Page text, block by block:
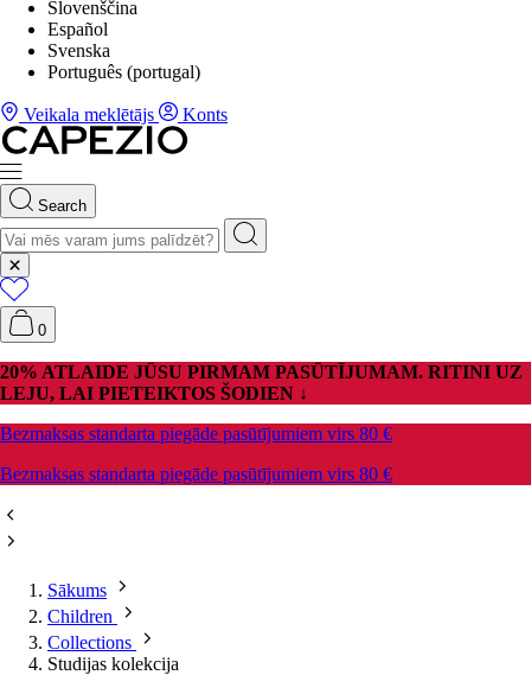
Slovenščina
Español
Svenska
Português (portugal)
Veikala meklētājs Konts
Search
0
20% ATLAIDE JŪSU PIRMAM PASŪTĪJUMAM. RITINI UZ
LEJU, LAI PIETEIKTOS ŠODIEN ↓
Bezmaksas standarta piegāde pasūtījumiem virs 80 €
Bezmaksas standarta piegāde pasūtījumiem virs 80 €
Sākums
Children
Collections
Studijas kolekcija